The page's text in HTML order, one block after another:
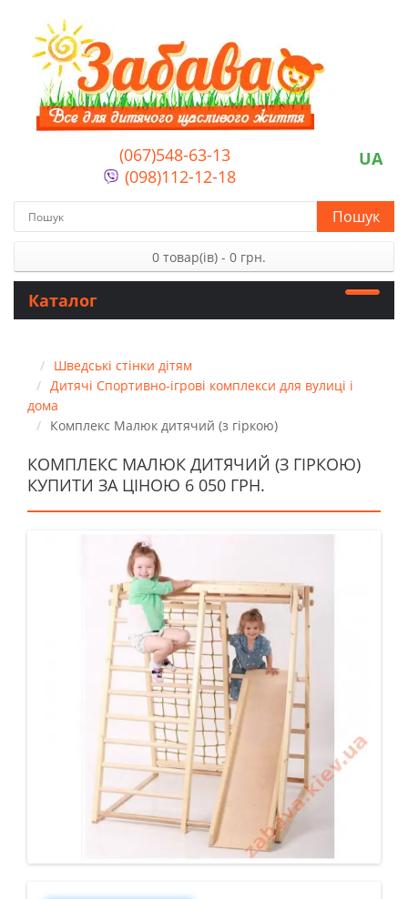
(067)548-63-13
(098)112-12-18
UA
Пошук
0 товар(ів) - 0 грн.
Каталог
Шведські стінки дітям
Дитячі Спортивно-ігрові комплекси для вулиці і
дома
Комплекс Малюк дитячий (з гіркою)
КОМПЛЕКС МАЛЮК ДИТЯЧИЙ (З ГІРКОЮ)
КУПИТИ ЗА ЦІНОЮ 6 050 ГРН.